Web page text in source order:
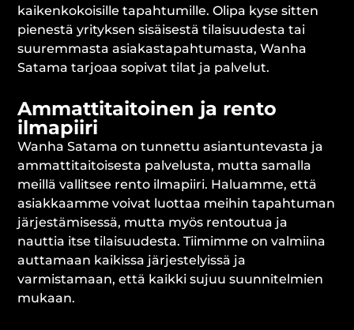
kaikenkokoisille tapahtumille. Olipa kyse sitten
pienestä yrityksen sisäisestä tilaisuudesta tai
suuremmasta asiakastapahtumasta, Wanha
Satama tarjoaa sopivat tilat ja palvelut.
Ammattitaitoinen ja rento
ilmapiiri
Wanha Satama on tunnettu asiantuntevasta ja
ammattitaitoisesta palvelusta, mutta samalla
meillä vallitsee rento ilmapiiri. Haluamme, että
asiakkaamme voivat luottaa meihin tapahtuman
järjestämisessä, mutta myös rentoutua ja
nauttia itse tilaisuudesta. Tiimimme on valmiina
auttamaan kaikissa järjestelyissä ja
varmistamaan, että kaikki sujuu suunnitelmien
mukaan.